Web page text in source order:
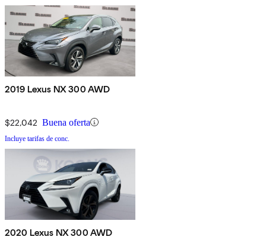
2019 Lexus NX 300 AWD
$22,042 Buena oferta
Incluye tarifas de conc.
2020 Lexus NX 300 AWD